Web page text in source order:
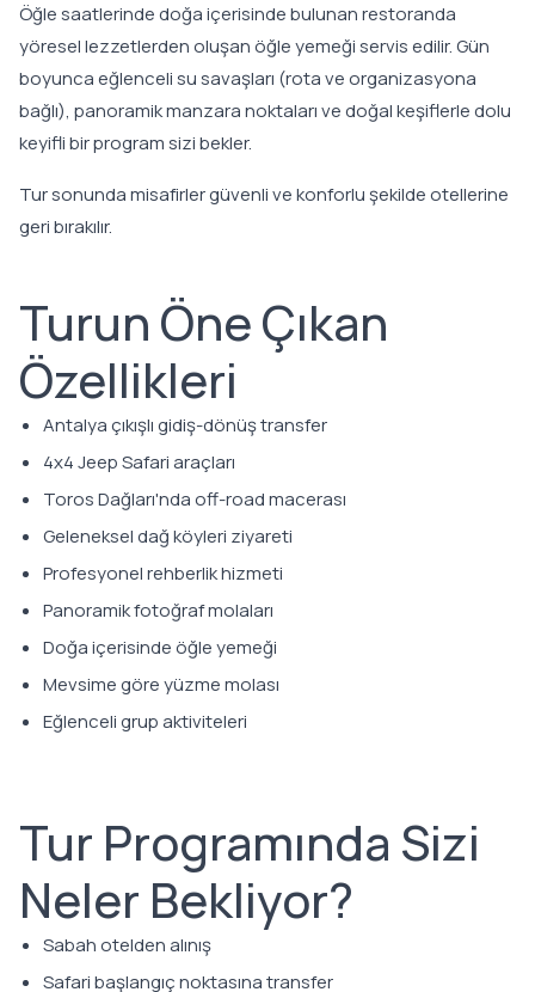
Öğle saatlerinde doğa içerisinde bulunan restoranda
yöresel lezzetlerden oluşan öğle yemeği servis edilir. Gün
boyunca eğlenceli su savaşları (rota ve organizasyona
bağlı), panoramik manzara noktaları ve doğal keşiflerle dolu
keyifli bir program sizi bekler.
Tur sonunda misafirler güvenli ve konforlu şekilde otellerine
geri bırakılır.
Turun Öne Çıkan
Özellikleri
Antalya çıkışlı gidiş-dönüş transfer
4x4 Jeep Safari araçları
Toros Dağları'nda off-road macerası
Geleneksel dağ köyleri ziyareti
Profesyonel rehberlik hizmeti
Panoramik fotoğraf molaları
Doğa içerisinde öğle yemeği
Mevsime göre yüzme molası
Eğlenceli grup aktiviteleri
Tur Programında Sizi
Neler Bekliyor?
Sabah otelden alınış
Safari başlangıç noktasına transfer